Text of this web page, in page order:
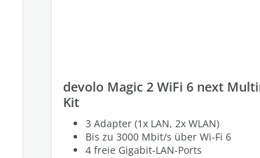
devolo Magic 2 WiFi 6 next
Kit
3 Adapter (1x LAN, 2x WLAN)
Bis zu 3000 Mbit/s über Wi-Fi 6
4 freie Gigabit-LAN-Ports